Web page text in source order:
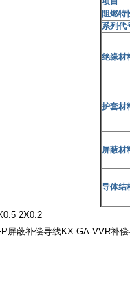
阻燃特
系列代
绝缘材
护套材
屏蔽材
导体结
2X0.2
屏蔽补偿导线KX-GA-VVR补